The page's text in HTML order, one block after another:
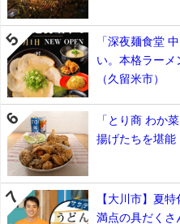
「深夜麺食堂
い。本格ラーメ
（久留米市）
「とり商 わか
揚げたちを堪能
【大川市】夏
満点の具だくさ